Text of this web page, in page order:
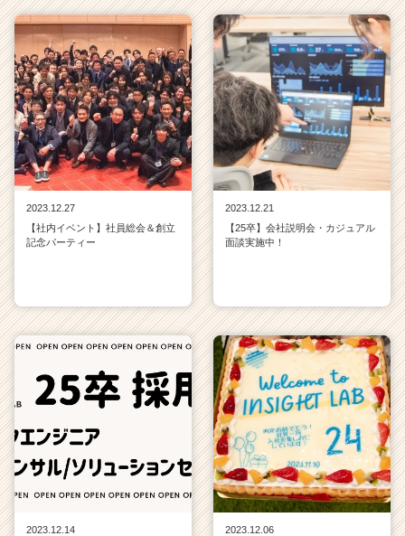
2023.12.27
【社内イベント】社員総会＆創立
記念パーティー
2023.12.21
【25卒】会社説明会・カジュアル
面談実施中！
2023.12.14
2023.12.06